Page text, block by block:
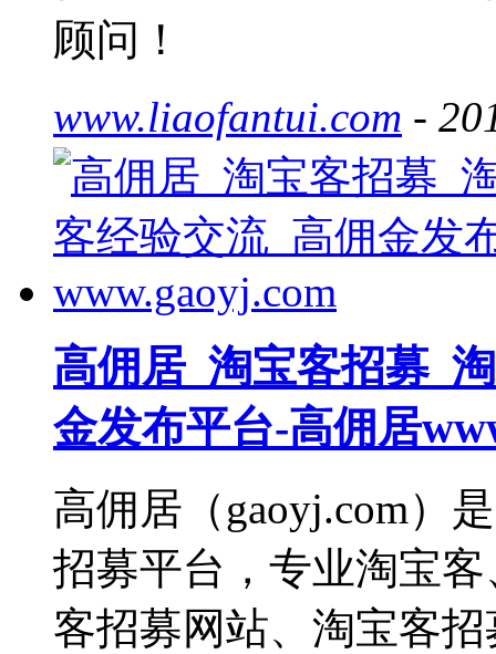
顾问！
www.liaofantui.com -
高佣居_淘宝客招募_
金发布平台-高佣居
高佣居（gaoyj.com）
招募平台，专业淘宝
客招募网站、淘宝客